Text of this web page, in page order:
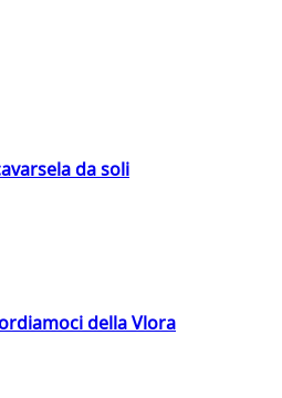
da soli
della Vlora